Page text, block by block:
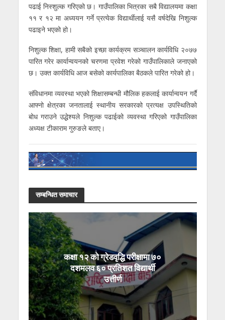
पढाई निस्शुल्क गरिएको छ। गाउँपालिका भित्रका सबै विद्यालयमा कक्षा
११ र १२ मा अध्ययन गर्ने प्रत्येक विद्यार्थीलाई यसै वर्षदेखि निशुल्क
पढाइने भएको हो।
निशुल्क शिक्षा, हामी सबैको इच्छा कार्यक्रम सञ्चालन कार्यविधि २०७७
पारित गरेर कार्यान्वयनको चरणमा प्रवेश गरेको गाउँपालिकाले जनाएको
छ। उक्त कार्यविधि आज बसेको कार्यपालिका बैठकले पारित गरेको हो।
संविधानमा व्यवस्था भएको शिक्षासम्बन्धी मौलिक हकलाई कार्यान्वयन गर्दै
आफ्नो क्षेत्रका जनतालाई स्थानीय सरकारको प्रत्यक्ष उपस्थितिको
बोध गराउने उद्धेश्यले निशुल्क पढाईको व्यवस्था गरिएको गाउँपालिका
अध्यक्ष टीकाराम गुरुङले बताए।
सम्बन्धित समाचार
कक्षा १२ को ग्रेडवृद्धि परीक्षामा ७०
दशमलव ६० प्रतिशत विद्यार्थी
उत्तीर्ण